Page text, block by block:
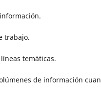
trabajo.
temáticas.
de información